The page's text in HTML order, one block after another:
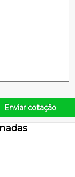
Enviar cotação